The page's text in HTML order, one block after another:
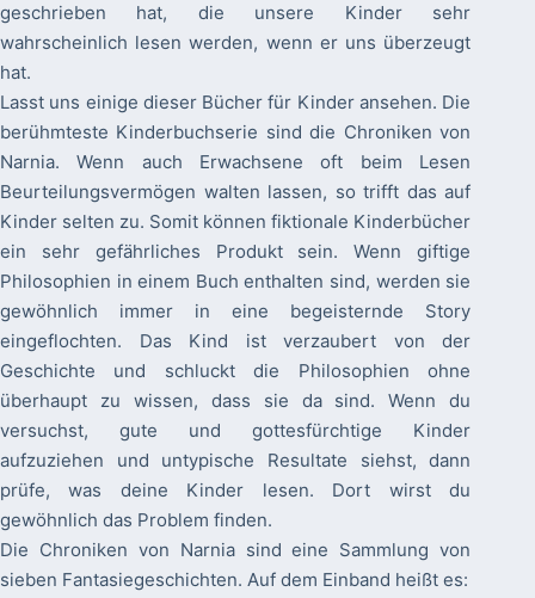
geschrieben hat, die unsere Kinder sehr
wahrscheinlich lesen werden, wenn er uns überzeugt
hat.
Lasst uns einige dieser Bücher für Kinder ansehen. Die
berühmteste Kinderbuchserie sind die Chroniken von
Narnia. Wenn auch Erwachsene oft beim Lesen
Beurteilungsvermögen walten lassen, so trifft das auf
Kinder selten zu. Somit können fiktionale Kinderbücher
ein sehr gefährliches Produkt sein. Wenn giftige
Philosophien in einem Buch enthalten sind, werden sie
gewöhnlich immer in eine begeisternde Story
eingeflochten. Das Kind ist verzaubert von der
Geschichte und schluckt die Philosophien ohne
überhaupt zu wissen, dass sie da sind. Wenn du
versuchst, gute und gottesfürchtige Kinder
aufzuziehen und untypische Resultate siehst, dann
prüfe, was deine Kinder lesen. Dort wirst du
gewöhnlich das Problem finden.
Die Chroniken von Narnia sind eine Sammlung von
sieben Fantasiegeschichten. Auf dem Einband heißt es: